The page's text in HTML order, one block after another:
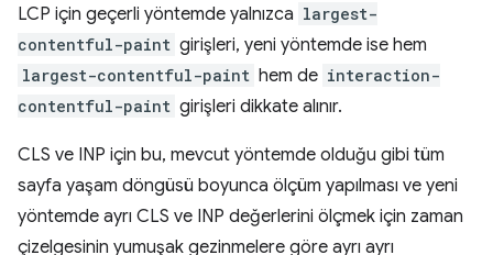
LCP için geçerli yöntemde yalnızca largest-
contentful-paint girişleri, yeni yöntemde ise hem
largest-contentful-paint hem de interaction-
contentful-paint girişleri dikkate alınır.
CLS ve INP için bu, mevcut yöntemde olduğu gibi tüm
sayfa yaşam döngüsü boyunca ölçüm yapılması ve yeni
yöntemde ayrı CLS ve INP değerlerini ölçmek için zaman
çizelgesinin yumuşak gezinmelere göre ayrı ayrı